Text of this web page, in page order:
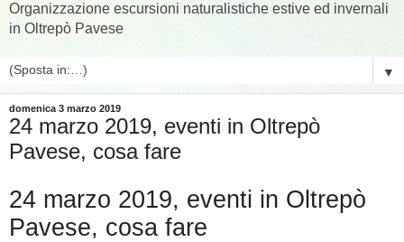
Organizzazione escursioni naturalistiche estive ed invernali
in Oltrepò Pavese
▼
domenica 3 marzo 2019
24 marzo 2019, eventi in Oltrepò
Pavese, cosa fare
24 marzo 2019, eventi in Oltrepò
Pavese, cosa fare